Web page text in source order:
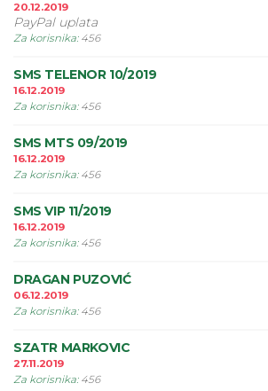
20.12.2019
PayPal uplata
Za korisnika: 456
SMS TELENOR 10/2019
16.12.2019
Za korisnika: 456
SMS MTS 09/2019
16.12.2019
Za korisnika: 456
SMS VIP 11/2019
16.12.2019
Za korisnika: 456
DRAGAN PUZOVIĆ
06.12.2019
Za korisnika: 456
SZATR MARKOVIC
27.11.2019
Za korisnika: 456